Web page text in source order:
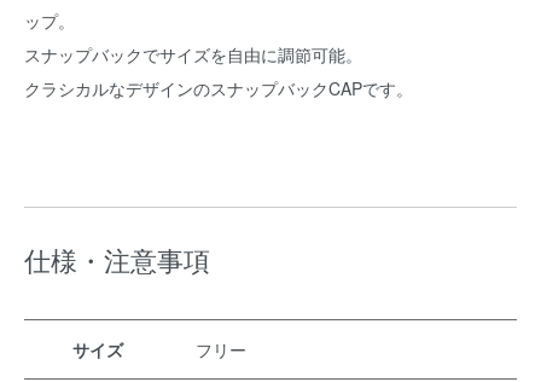
ップ。
スナップバックでサイズを自由に調節可能。
クラシカルなデザインのスナップバックCAPです。
仕様・注意事項
サイズ フリー